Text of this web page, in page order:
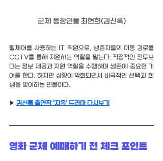
군체 등장인물 최현희(김신록)
휠체어를 사용하는 IT 직원으로, 생존자들의 이동 경로를
CCTV를 통해 지원하는 역할을 맡는다. 직접적인 전투보
다는 정보 제공과 지원 역할을 수행하며 생존에 중요한 기
여를 한다. 하지만 상황이 악화되면서 비극적인 선택과 희
생을 맞이하는 인물이다.
▶ 김신록 출연작 '지옥' 드라마 다시보기
영화 군체 예매하기 전 체크 포인트